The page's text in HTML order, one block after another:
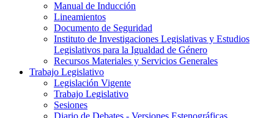
Manual de Inducción
Lineamientos
Documento de Seguridad
Instituto de Investigaciones Legislativas y Estudios
Legislativos para la Igualdad de Género
Recursos Materiales y Servicios Generales
Trabajo Legislativo
Legislación Vigente
Trabajo Legislativo
Sesiones
Diario de Debates - Versiones Estenográficas